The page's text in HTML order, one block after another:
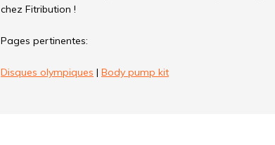
chez Fitribution !
Pages pertinentes:
Disques olympiques | Body pump kit